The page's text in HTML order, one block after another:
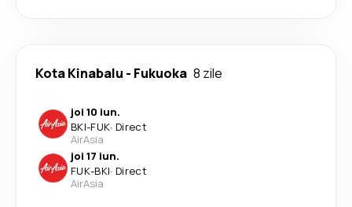
Kota Kinabalu - Fukuoka 8 zile
joi 10 iun.
BKI-FUK· Direct
AirAsia
joi 17 iun.
FUK-BKI· Direct
AirAsia